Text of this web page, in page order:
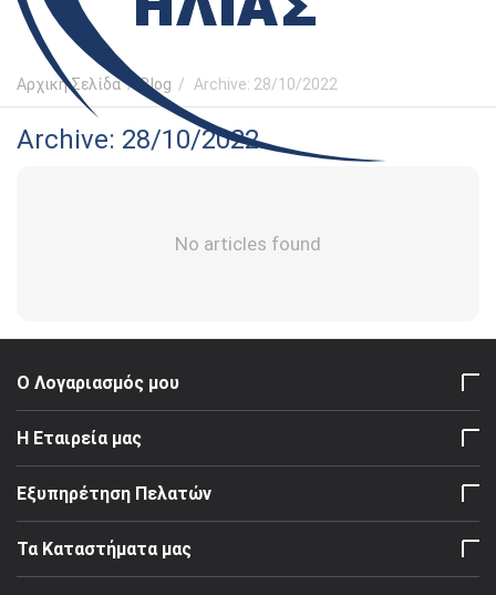
Αρχική Σελίδα / Blog / Archive: 28/10/2022
Archive: 28/10/2022
No articles found
Ο Λογαριασμός μου
Η Εταιρεία μας
Εξυπηρέτηση Πελατών
Τα Καταστήματα μας